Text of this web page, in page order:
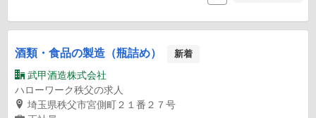
酒類・食品の製造（瓶詰め） 新着
武甲酒造株式会社
ハローワーク秩父の求人
埼玉県秩父市宮側町２１番２７号